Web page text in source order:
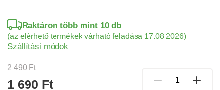
2 490 Ft
1 690 Ft
Raktáron több mint 10 db
(az elérhető termékek várható feladása 17.08.2026)
Szállítási módok